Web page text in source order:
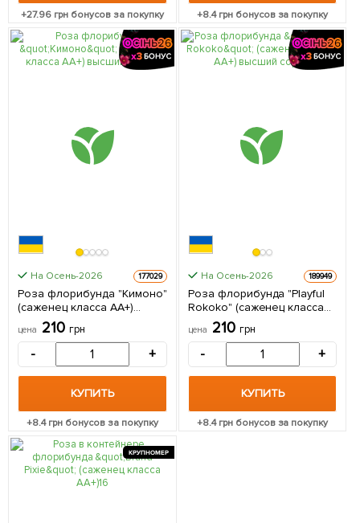
+27.96грн бонусов за покупку +8.4грн бонусов за покупку
На Осень-2026 177029
Роза флорибунда "Кимоно"
(саженец класса АА+)
высший сорт 1 саженец в
упаковке
цена 210 грн
- +
КУПИТЬ
+8.4грн бонусов за покупку
На Осень-2026 189949
Роза флорибунда "Playful
Rokoko" (саженец класса
АА+) высший сорт 1 шт в
упаковке
цена 210 грн
- +
КУПИТЬ
+8.4грн бонусов за покупку
КРУПНОМЕР